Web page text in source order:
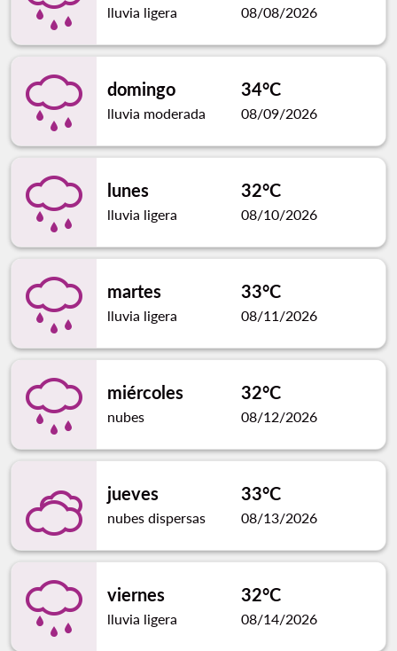
lluvia ligera 08/08/2026
domingo
lluvia moderada
34°C
08/09/2026
lunes
lluvia ligera
32°C
08/10/2026
martes
lluvia ligera
33°C
08/11/2026
miércoles
nubes
32°C
08/12/2026
jueves
nubes dispersas
33°C
08/13/2026
viernes
lluvia ligera
32°C
08/14/2026